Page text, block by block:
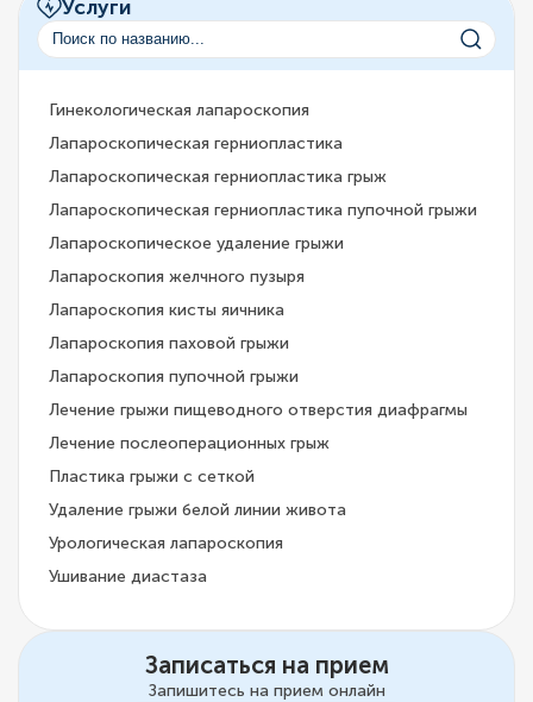
Услуги
Гинекологическая лапароскопия
Лапароскопическая герниопластика
Лапароскопическая герниопластика грыж
Лапароскопическая герниопластика пупочной грыжи
Лапароскопическое удаление грыжи
Лапароскопия желчного пузыря
Лапароскопия кисты яичника
Лапароскопия паховой грыжи
Лапароскопия пупочной грыжи
Лечение грыжи пищеводного отверстия диафрагмы
Лечение послеоперационных грыж
Пластика грыжи с сеткой
Удаление грыжи белой линии живота
Урологическая лапароскопия
Ушивание диастаза
Записаться на прием
Запишитесь на прием онлайн